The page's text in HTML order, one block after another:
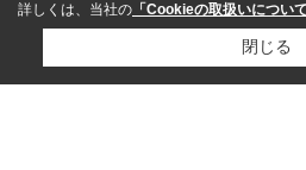
詳しくは、当社の 「Cookieの取扱いについて
閉じる